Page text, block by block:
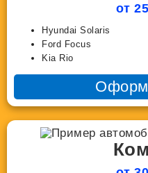
от
Hyundai Solaris
Ford Focus
Kia Rio